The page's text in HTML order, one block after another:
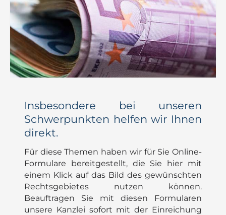
Insbesondere bei unseren
Schwerpunkten helfen wir Ihnen
direkt.
Für diese Themen haben wir für Sie Online-
Formulare bereitgestellt, die Sie hier mit
einem Klick auf das Bild des gewünschten
Rechtsgebietes nutzen können.
Beauftragen Sie mit diesen Formularen
unsere Kanzlei sofort mit der Einreichung